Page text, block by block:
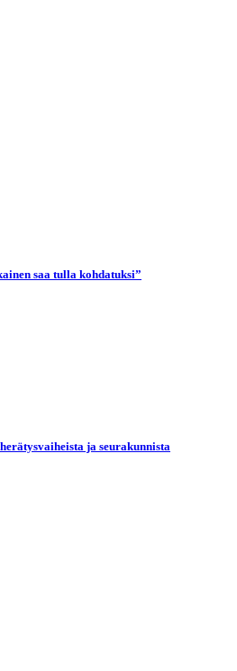
saa tulla kohdatuksi”
ja seurakunnista